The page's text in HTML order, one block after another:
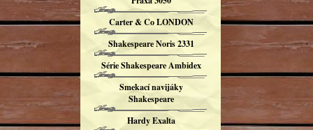
Carter & Co LONDON
Shakespeare Noris 2331
Série Shakespeare Ambidex
Smekací navijáky
Shakespeare
Hardy Exalta